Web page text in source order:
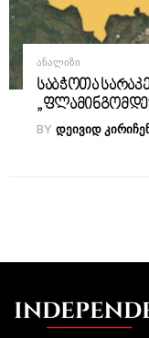
ᲐᲜᲐᲚᲘᲖᲘ
საბჭოთა
BY ᲓᲔᲘᲕᲘᲓ